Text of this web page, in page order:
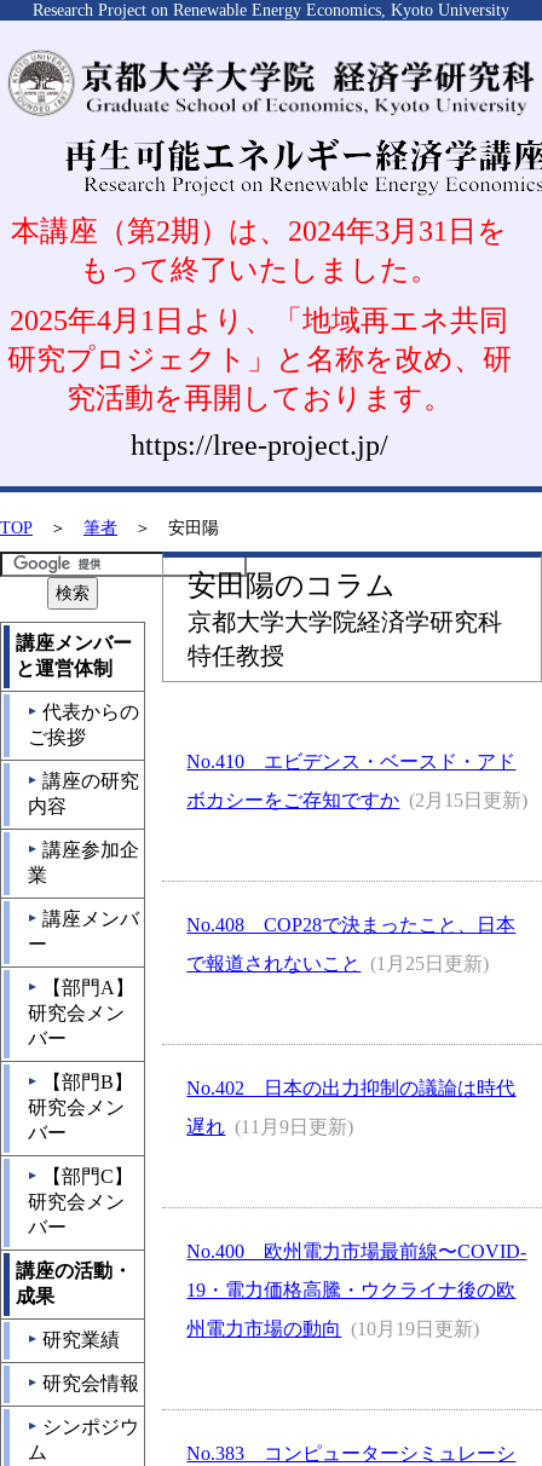
Research Project on Renewable Energy Economics, Kyoto University
本講座（第2期）は、2024年3月31日を
もって終了いたしました。
2025年4月1日より、「地域再エネ共同
研究プロジェクト」と名称を改め、研
究活動を再開しております。
https://lree-project.jp/
TOP ＞ 筆者 ＞ 安田陽
講座メンバー
と運営体制
▲ 代表からの
ご挨拶
▲ 講座の研究
内容
▲ 講座参加企
業
▲ 講座メンバ
ー
▲
【部門A】
研究会メン
バー
▲
【部門B】
研究会メン
バー
▲
【部門C】
研究会メン
バー
講座の活動・
成果
▲ 研究業績
▲ 研究会情報
▲
シンポジウ
ム
安田陽のコラム
京都大学大学院経済学研究科
特任教授
No.410 エビデンス・ベースド・アド
ボカシーをご存知ですか (2月15日更新)
No.408 COP28で決まったこと、日本
で報道されないこと
(1月25日更新)
No.402 日本の出力抑制の議論は時代
遅れ (11月9日更新)
No.400 欧州電力市場最前線〜COVID-
19・電力価格高騰・ウクライナ後の欧
州電力市場の動向
(10月19日更新)
No.383 コンピューターシミュレーシ